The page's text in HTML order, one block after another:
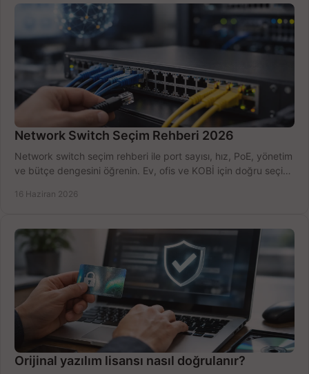
Network Switch Seçim Rehberi 2026
Network switch seçim rehberi ile port sayısı, hız, PoE, yönetim
ve bütçe dengesini öğrenin. Ev, ofis ve KOBİ için doğru seçimi
16 Haziran 2026
Orijinal yazılım lisansı nasıl doğrulanır?